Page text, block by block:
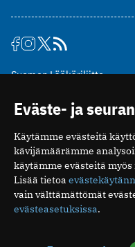
Suomen Lääkäriliitto
00510 Helsinki
puh. (09) 393 091
ISSN 2323-9476
Eväste- ja
Käytämme evästeitä
kävijämäärämme
käytämme evästeitä
Lisää tietoa
vain välttämättömät
evästeasetuksissa.